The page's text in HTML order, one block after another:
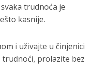
trudnoća je
kasnije.
i uživajte u činjenici
prolazite bez